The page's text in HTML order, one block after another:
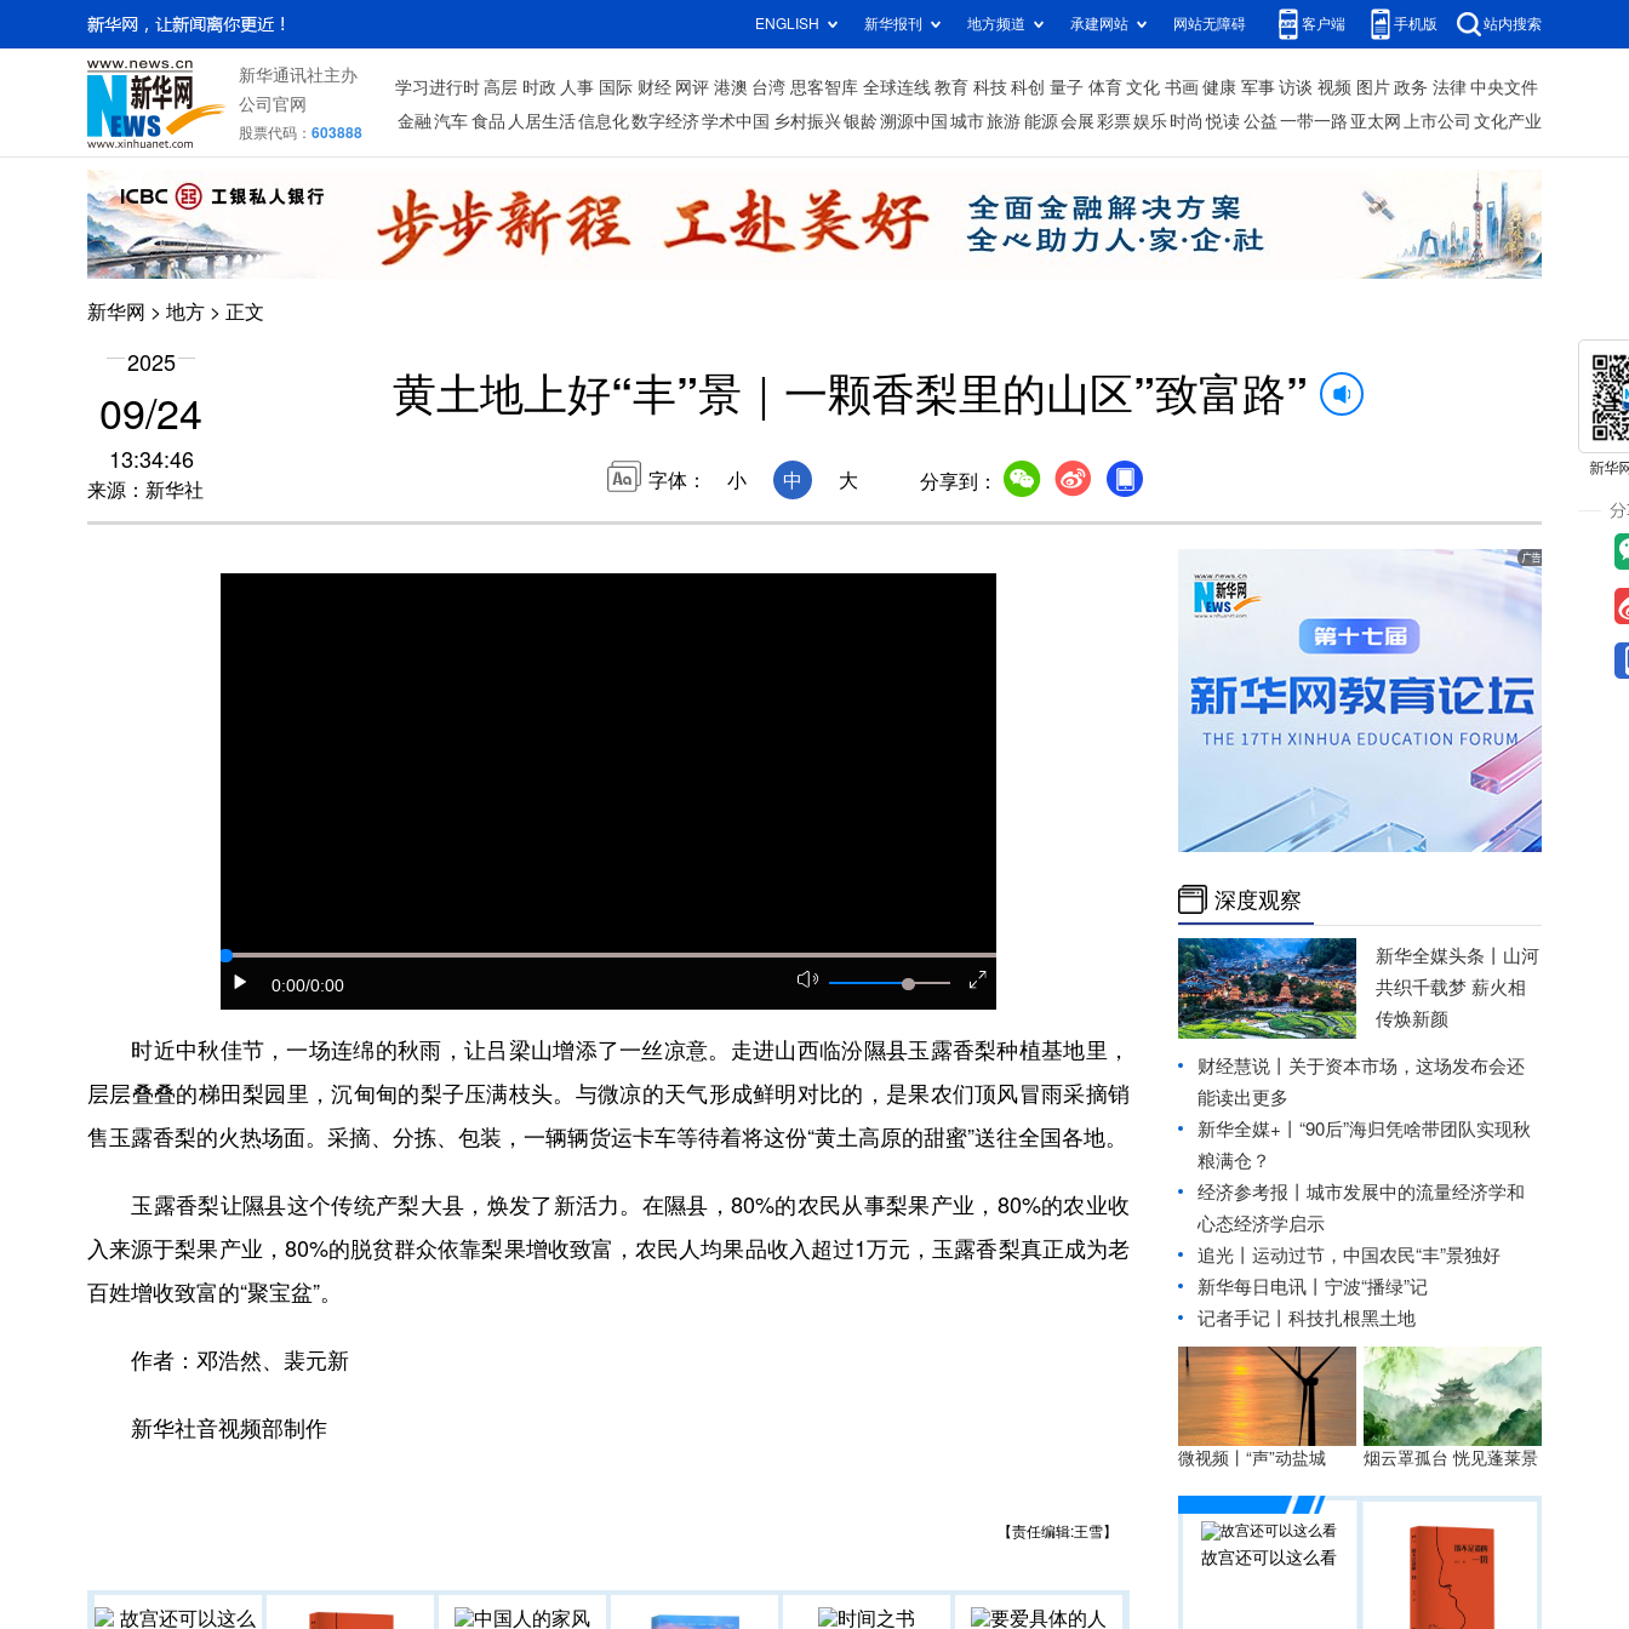
ENGLISH 新华报刊 地方频道 承建网站 网站无障碍 客户端 手机版 站内搜索
新华通讯社主办
公司官网
股票代码： 603888
学习进行时 高层 时政 人事 国际 财经 网评 港澳 台湾 思客智库 全球连线 教育 科技 科创 量子 体育 文化 书画 健康 军事 访谈 视频 图片 政务 法律 中央文件
金融 汽车 食品 人居生活信息化数字经济学术中国 乡村振兴银龄溯源中国 城市旅游 能源 会展 彩票娱乐 时尚 悦读 公益 一带一路 亚太网 上市公司 文化产业
新华网 > 地方 > 正文
2025
09/24
13:34:46
来源：新华社
黄土地上好“丰”景｜一颗香梨里的山区”致富路”
字体： 小 中 大 分享到：
0:00/0:00
时近中秋佳节，一场连绵的秋雨，让吕梁山增添了一丝凉意。走进山西临汾隰县玉露香梨种植基地里，
层层叠叠的梯田梨园里，沉甸甸的梨子压满枝头。与微凉的天气形成鲜明对比的，是果农们顶风冒雨采摘销
售玉露香梨的火热场面。采摘、分拣、包装，一辆辆货运卡车等待着将这份“黄土高原的甜蜜”送往全国各地。
玉露香梨让隰县这个传统产梨大县，焕发了新活力。在隰县，80%的农民从事梨果产业，80%的农业收
入来源于梨果产业，80%的脱贫群众依靠梨果增收致富，农民人均果品收入超过1万元，玉露香梨真正成为老
百姓增收致富的“聚宝盆”。
作者：邓浩然、裴元新
新华社音视频部制作
【责任编辑:王雪】
深度观察
新华全媒头条丨 山河
共织千载梦 薪火相
传焕新颜
财经慧说丨关于资本市场，这场发布会还
能读出更多
新华全媒+丨 “90后”海归凭啥带团队实现秋
粮满仓？
经济参考报丨 城市发展中的流量经济学和
心态经济学启示
追光丨 运动过节，中国农民“丰”景独好
新华每日电讯丨 宁波“播绿”记
记者手记丨科技扎根黑土地
微视频丨“声”动盐城 烟云罩孤台 恍见蓬莱景
故宫还可以这么看